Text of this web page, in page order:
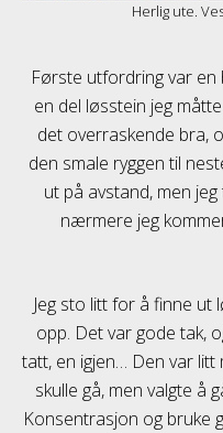
Herlig ute.
Første utfordring var en
en del løsstein jeg
det overraskende bra,
den smale ryggen til
ut på avstand, men
nærmere jeg
Jeg sto litt for å finne ut
opp. Det var gode tak,
tatt, en igjen… Den var
skulle gå, men valgte å
Konsentrasjon og bruke